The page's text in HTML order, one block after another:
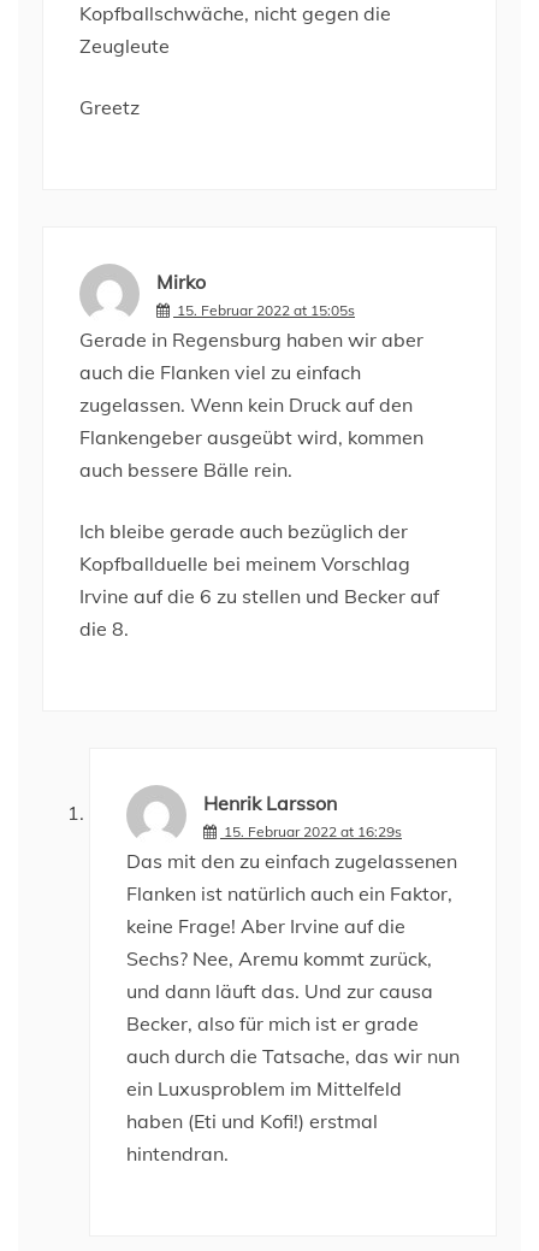
Kopfballschwäche, nicht gegen die
Zeugleute
Greetz
Mirko
15. Februar 2022 at 15:05s
Gerade in Regensburg haben wir aber
auch die Flanken viel zu einfach
zugelassen. Wenn kein Druck auf den
Flankengeber ausgeübt wird, kommen
auch bessere Bälle rein.
Ich bleibe gerade auch bezüglich der
Kopfballduelle bei meinem Vorschlag
Irvine auf die 6 zu stellen und Becker auf
die 8.
Henrik Larsson
15. Februar 2022 at 16:29s
Das mit den zu einfach zugelassenen
Flanken ist natürlich auch ein Faktor,
keine Frage! Aber Irvine auf die
Sechs? Nee, Aremu kommt zurück,
und dann läuft das. Und zur causa
Becker, also für mich ist er grade
auch durch die Tatsache, das wir nun
ein Luxusproblem im Mittelfeld
haben (Eti und Kofi!) erstmal
hintendran.